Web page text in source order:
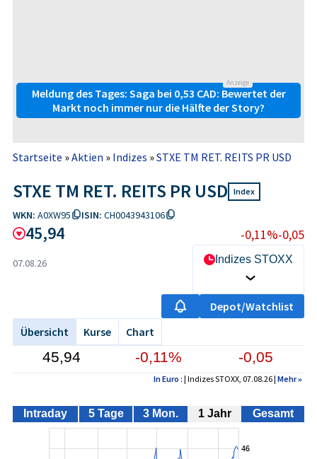
Anzeige
Meldung des Tages: Saga bei 0,53 CAD: Bewertet der
Markt noch immer nur die Hälfte der Story?
Startseite »Aktien » Indizes »STXE TM RET. REITS PR USD
STXE TM RET. REITS PR USD Index
WKN: A0XW95 ISIN: CH0043943106
45,94 -0,11%-0,05
07.08.26 Indizes STOXX
Depot/Watchlist
Übersicht
Kurse Chart
45,94 -0,11% -0,05
In Euro : | Indizes STOXX, 07.08.26 | Mehr»
Intraday 5 Tage 3 Mon. 1 Jahr Gesamt